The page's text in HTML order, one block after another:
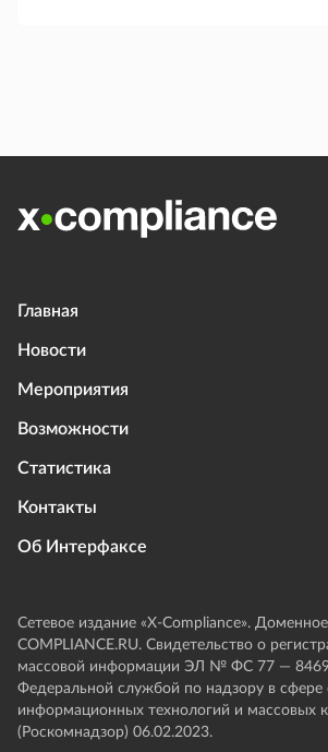
Главная
Новости
Мероприятия
Возможности
Статистика
Контакты
Об Интерфаксе
Сетевое издание «Х-Compliance».
COMPLIANCE.RU. Свидетельство о
массовой информации ЭЛ № ФС 77 —
Федеральной службой по надзору в сфере
информационных технологий и массовых
(Роскомнадзор) 06.02.2023.